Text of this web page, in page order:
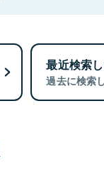
最近検索
過去に検索